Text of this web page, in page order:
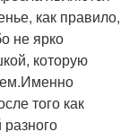
как правило,
не ярко
которую
того как